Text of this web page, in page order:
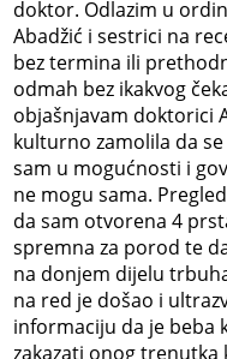
doktor. Odlazim u
Abadžić i sestrici na
bez termina ili
odmah bez ikakvog
objašnjavam doktorici
kulturno zamolila da
sam u mogućnosti i
ne mogu sama.
da sam otvorena 4
spremna za porod te
na donjem dijelu
na red je došao i
informaciju da je beba
zakazati onog trenutka